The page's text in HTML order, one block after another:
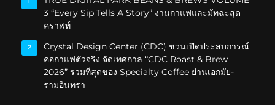
3 “Every Sip Tells A Story” งานกาแฟและมัทฉะสุด
คราฟท์
2
Crystal Design Center (CDC) ชวนเปิดประสบการณ์
คอกาแฟตัวจริง จัดเทศกาล “CDC Roast & Brew
2026” รวมที่สุดของ Specialty Coffee ย่านเอกมัย-
รามอินทรา